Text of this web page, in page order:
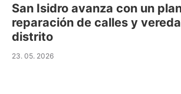
San Isidro avanza con un
reparación de calles y
distrito
23. 05. 2026